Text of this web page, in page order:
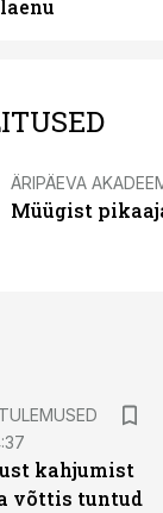
ÄRIPÄEVA
Müügist
kahjumist
võttis tuntud